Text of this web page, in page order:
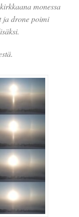
monessa
ja drone poimi